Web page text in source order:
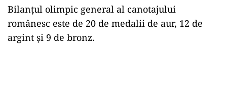
Bilanţul olimpic general al canotajului
românesc este de 20 de medalii de aur, 12 de
argint şi 9 de bronz.